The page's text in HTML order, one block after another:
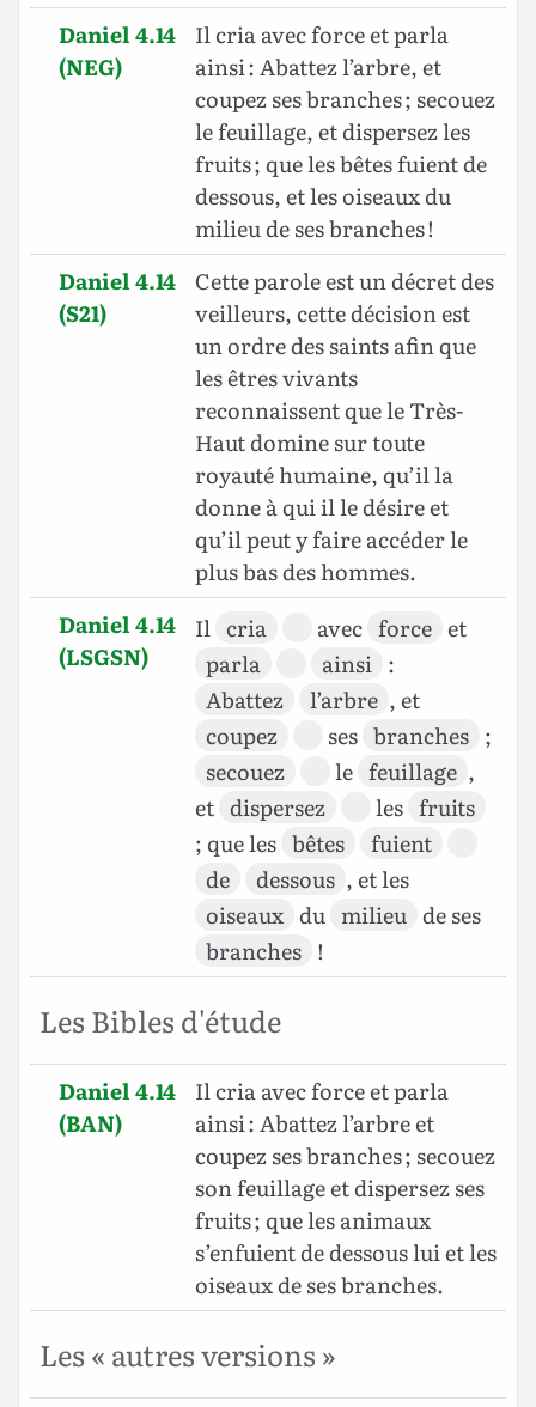
Daniel 4.14
(NEG)
Il cria avec force et parla
ainsi : Abattez l’arbre, et
coupez ses branches ; secouez
le feuillage, et dispersez les
fruits ; que les bêtes fuient de
dessous, et les oiseaux du
milieu de ses branches !
Daniel 4.14
(S21)
Cette parole est un décret des
veilleurs, cette décision est
un ordre des saints afin que
les êtres vivants
reconnaissent que le Très-
Haut domine sur toute
royauté humaine, qu’il la
donne à qui il le désire et
qu’il peut y faire accéder le
plus bas des hommes.
Daniel 4.14
(LSGSN)
Il cria avec force et
parla
ainsi :
Abattez
l’arbre , et
coupez
ses branches ;
secouez
le feuillage ,
et dispersez les fruits
; que les bêtes
fuient
de
dessous , et les
oiseaux du milieu de ses
branches !
Les Bibles d'étude
Daniel 4.14
(BAN)
Il cria avec force et parla
ainsi : Abattez l’arbre et
coupez ses branches ; secouez
son feuillage et dispersez ses
fruits ; que les animaux
s’enfuient de dessous lui et les
oiseaux de ses branches.
Les « autres versions »